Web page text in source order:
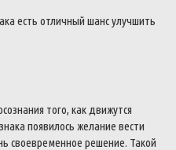
есть отличный шансулучшить
того, как движутся
знака появилось желание вести
своевременное решение. Такой